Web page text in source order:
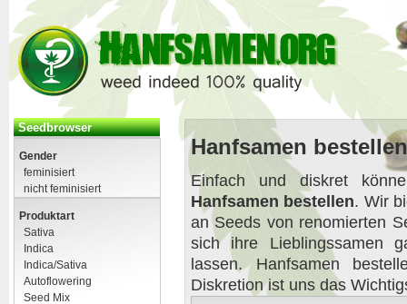
Seedbrowser
Gender
feminisiert
nicht feminisiert
Produktart
Sativa
Indica
Indica/Sativa
Autoflowering
Seed Mix
Hanfsamen
Einfach und diskret
Hanfsamen bestellen. Wir
an Seeds von renomierten
sich ihre Lieblingssamen
lassen. Hanfsamen
Diskretion ist uns das